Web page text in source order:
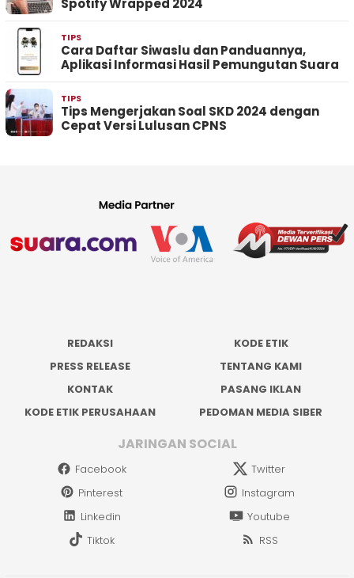
Spotify Wrapped 2024
TIPS
Cara Daftar Siwaslu dan Panduannya,
Aplikasi Informasi Hasil Pemungutan Suara
TIPS
Tips Mengerjakan Soal SKD 2024 dengan
Cepat Versi Lulusan CPNS
REDAKSI
KODE ETIK
PRESS RELEASE
TENTANG KAMI
KONTAK
PASANG IKLAN
KODE ETIK PERUSAHAAN
PEDOMAN MEDIA SIBER
JARINGAN SOCIAL
Facebook
Twitter
Pinterest
Instagram
Linkedin
Youtube
Tiktok
RSS